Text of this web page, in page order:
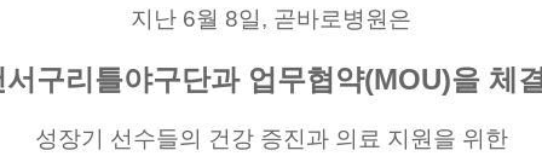
지난 6월 8일, 곧바로병원은
서구리틀야구단과 업무협약(MOU)을 체
성장기 선수들의 건강 증진과 의료 지원을 위한